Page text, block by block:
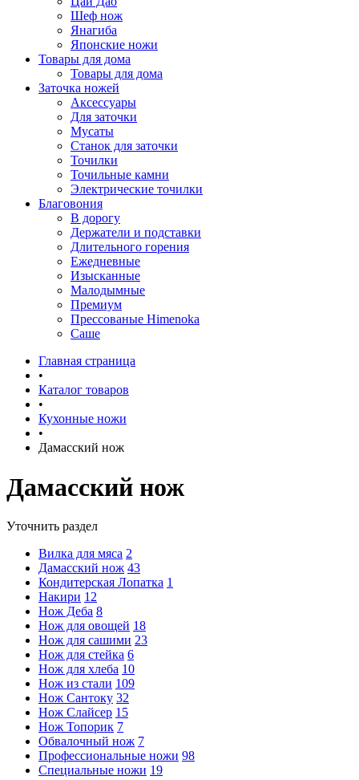
Шеф нож
Янагиба
Японские ножи
Товары для дома
Товары для дома
Заточка ножей
Аксессуары
Для заточки
Мусаты
Станок для заточки
Точилки
Точильные камни
Электрические точилки
Благовония
В дорогу
Держатели и подставки
Длительного горения
Ежедневные
Изысканные
Малодымные
Премиум
Прессованые Himenoka
Саше
Главная страница
•
Каталог товаров
•
Кухонные ножи
•
Дамасский нож
Дамасский нож
Уточнить раздел
Вилка для мяса 2
Дамасский нож 43
Кондитерская Лопатка 1
Накири 12
Нож Деба 8
Нож для овощей 18
Нож для сашими 23
Нож для стейка 6
Нож для хлеба 10
Нож из стали 109
Нож Сантоку 32
Нож Слайсер 15
Нож Топорик 7
Обвалочный нож 7
Профессиональные ножи 98
Специальные ножи 19